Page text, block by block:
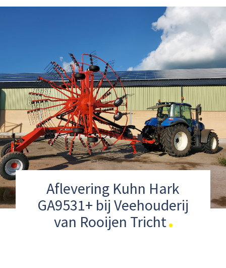
Aflevering Kuhn Hark
GA9531+ bij Veehouderij
van Rooijen Tricht